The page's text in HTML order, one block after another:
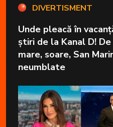
DIVERTISMENT
Unde pleacă în
știri de la Kanal D!
mare, soare, San
neumblate